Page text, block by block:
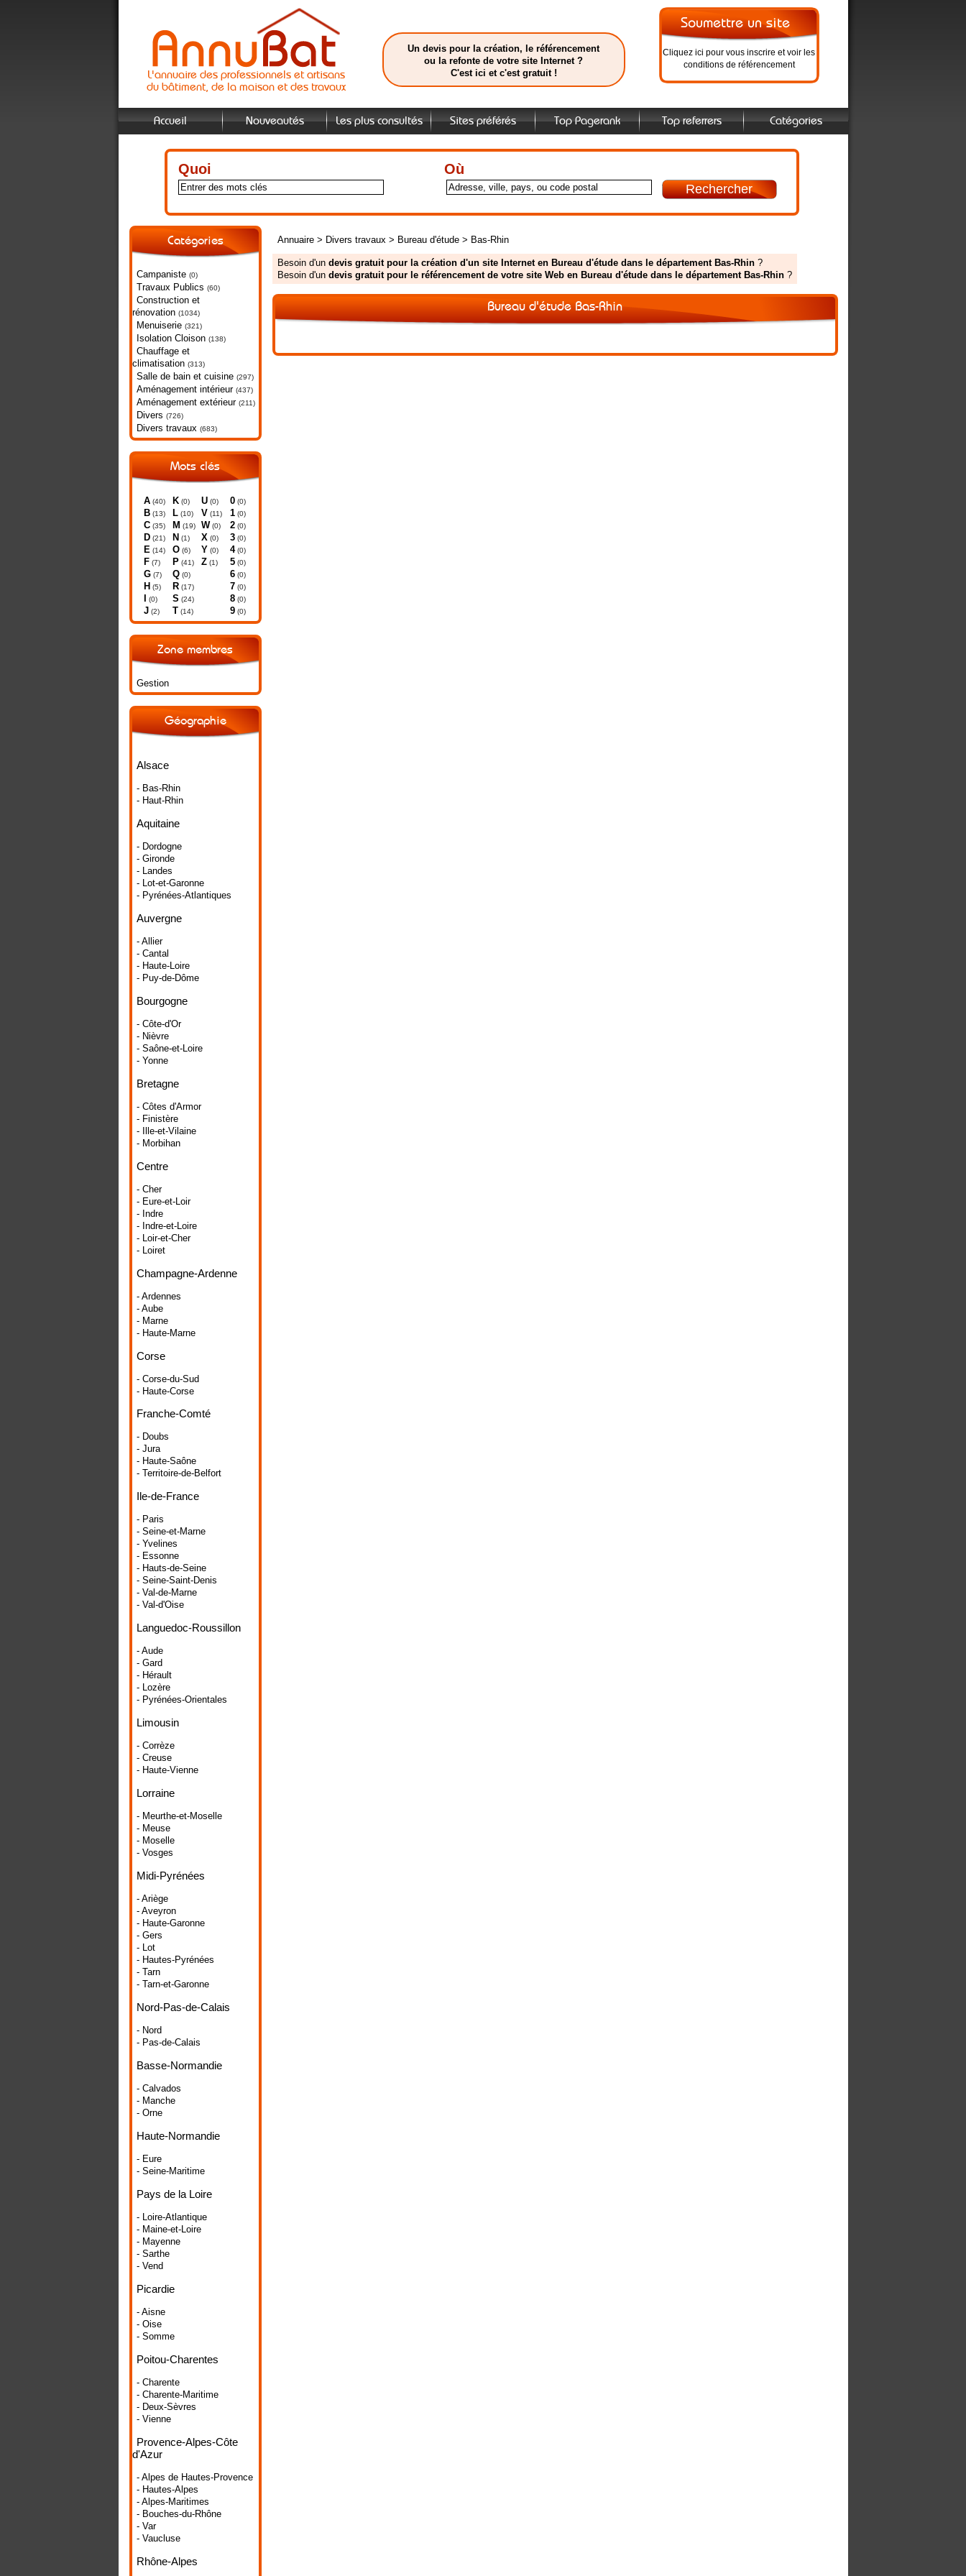
L'annuaire des professionnels et artisans
du bâtiment, de la maison et des travaux
Un devis pour la création, le référencement
ou la refonte de votre site Internet ?
C'est ici et c'est gratuit !
Cliquez ici pour vous inscrire et voir les
conditions de référencement
Accueil Nouveautés Les plus consultés Sites préférés Top Pagerank Top referrers Catégories
Quoi Où
Catégories
Campaniste (0)
Travaux Publics (60)
Construction et
rénovation (1034)
Menuiserie (321)
Isolation Cloison (138)
Chauffage et
climatisation (313)
Salle de bain et cuisine (297)
Aménagement intérieur (437)
Aménagement extérieur (211)
Divers (726)
Divers travaux (683)
Mots clés
A(40)
B(13)
C(35)
D(21)
E (14)
F(7)
G(7)
H (5)
(0)
J(2)
K(0)
L(10)
M (19)
N (1)
O(6)
P(41)
Q(0)
R(17)
S (24)
T (14)
U(0)
V (11)
W(0)
X (0)
Y (0)
Z(1)
0(0)
1(0)
2(0)
3(0)
4(0)
5(0)
6(0)
7(0)
8(0)
9(0)
Zone membres
Gestion
Géographie
Alsace
- Bas-Rhin
- Haut-Rhin
Aquitaine
- Dordogne
- Gironde
- Landes
- Lot-et-Garonne
- Pyrénées-Atlantiques
Auvergne
- Allier
- Cantal
- Haute-Loire
- Puy-de-Dôme
Bourgogne
- Côte-d'Or
- Nièvre
- Saône-et-Loire
- Yonne
Bretagne
- Côtes d'Armor
- Finistère
- Ille-et-Vilaine
- Morbihan
Centre
- Cher
- Eure-et-Loir
- Indre
- Indre-et-Loire
- Loir-et-Cher
- Loiret
Champagne-Ardenne
- Ardennes
- Aube
- Marne
- Haute-Marne
Corse
- Corse-du-Sud
- Haute-Corse
Franche-Comté
- Doubs
- Jura
- Haute-Saône
- Territoire-de-Belfort
Ile-de-France
- Paris
- Seine-et-Marne
- Yvelines
- Essonne
- Hauts-de-Seine
- Seine-Saint-Denis
- Val-de-Marne
- Val-d'Oise
Languedoc-Roussillon
- Aude
- Gard
- Hérault
- Lozère
- Pyrénées-Orientales
Limousin
- Corrèze
- Creuse
- Haute-Vienne
Lorraine
- Meurthe-et-Moselle
- Meuse
- Moselle
- Vosges
Midi-Pyrénées
- Ariège
- Aveyron
- Haute-Garonne
- Gers
- Lot
- Hautes-Pyrénées
- Tarn
- Tarn-et-Garonne
Nord-Pas-de-Calais
- Nord
- Pas-de-Calais
Basse-Normandie
- Calvados
- Manche
- Orne
Haute-Normandie
- Eure
- Seine-Maritime
Pays de la Loire
- Loire-Atlantique
- Maine-et-Loire
- Mayenne
- Sarthe
- Vend
Picardie
- Aisne
- Oise
- Somme
Poitou-Charentes
- Charente
- Charente-Maritime
- Deux-Sèvres
- Vienne
Provence-Alpes-Côte
d'Azur
- Alpes de Hautes-Provence
- Hautes-Alpes
- Alpes-Maritimes
- Bouches-du-Rhône
- Var
- Vaucluse
Rhône-Alpes
Annuaire> Divers travaux> Bureau d'étude> Bas-Rhin
Besoin d'un devis gratuit pour la création d'un site Internet en Bureau d'étude dans le département Bas-Rhin?
Besoin d'un devis gratuit pour le référencement de votre site Web en Bureau d'étude dans le département Bas-Rhin?
Bureau d'étude Bas-Rhin